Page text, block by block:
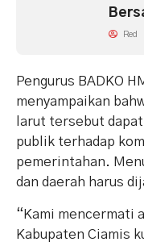
Red
Pengurus BADKO
menyampaikan
larut tersebut
publik terhadap
pemerintahan.
dan daerah harus
“Kami mencermati
Kabupaten Ciamis